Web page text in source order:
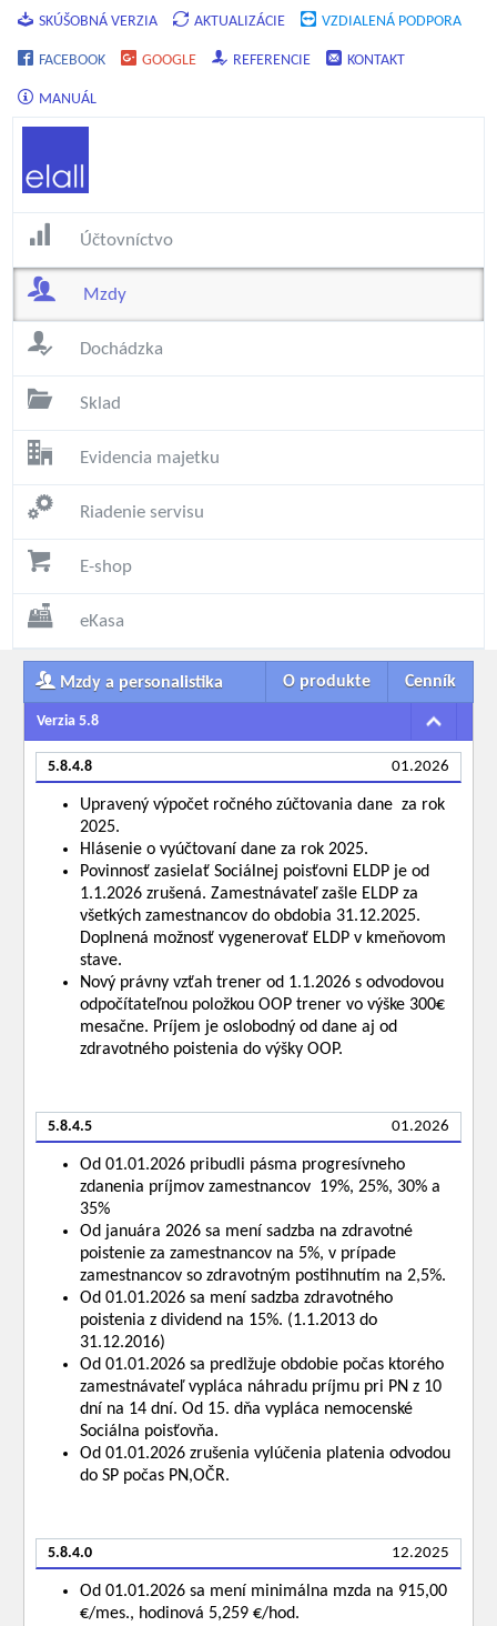
SKÚŠOBNÁ VERZIA AKTUALIZÁCIE VZDIALENÁ PODPORA
FACEBOOK GOOGLE REFERENCIE KONTAKT
MANUÁL
Účtovníctvo
Mzdy
Dochádzka
Sklad
Evidencia majetku
Riadenie servisu
E-shop
eKasa
Mzdy a personalistika O produkte Cenník
Verzia 5.8
5.8.4.8 01.2026
Upravený výpočet ročného zúčtovania dane za rok
2025.
Hlásenie o vyúčtovaní dane za rok 2025.
Povinnosť zasielať Sociálnej poisťovni ELDP je od
1.1.2026 zrušená. Zamestnávateľ zašle ELDP za
všetkých zamestnancov do obdobia 31.12.2025.
Doplnená možnosť vygenerovať ELDP v kmeňovom
stave.
Nový právny vzťah trener od 1.1.2026 s odvodovou
odpočítateľnou položkou OOP trener vo výške 300€
mesačne. Príjem je oslobodný od dane aj od
zdravotného poistenia do výšky OOP.
5.8.4.5 01.2026
Od 01.01.2026 pribudli pásma progresívneho
zdanenia príjmov zamestnancov 19%, 25%, 30% a
35%
Od januára 2026 sa mení sadzba na zdravotné
poistenie za zamestnancov na 5%, v prípade
zamestnancov so zdravotným postihnutím na 2,5%.
Od 01.01.2026 sa mení sadzba zdravotného
poistenia z dividend na 15%. (1.1.2013 do
31.12.2016)
Od 01.01.2026 sa predlžuje obdobie počas ktorého
zamestnávateľ vypláca náhradu príjmu pri PN z 10
dní na 14 dní. Od 15. dňa vypláca nemocenské
Sociálna poisťovňa.
Od 01.01.2026 zrušenia vylúčenia platenia odvodou
do SP počas PN,OČR.
5.8.4.0 12.2025
Od 01.01.2026 sa mení minimálna mzda na 915,00
€/mes., hodinová 5,259 €/hod.